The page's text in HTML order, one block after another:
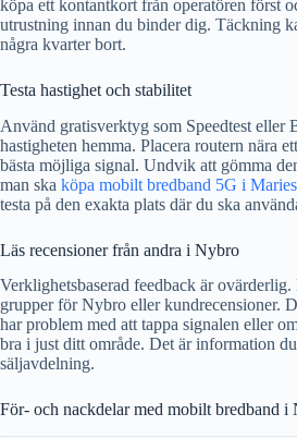
köpa ett kontantkort från operatören först
utrustning innan du binder dig. Täckning
några kvarter bort.
Testa hastighet och stabilitet
Använd gratisverktyg som Speedtest eller
hastigheten hemma. Placera routern nära
bästa möjliga signal. Undvik att gömma
man ska köpa mobilt bredband 5G i
testa på den exakta plats där du ska
Läs recensioner från andra i Nybro
Verklighetsbaserad feedback är
grupper för Nybro eller kundrecensioner.
har problem med att tappa signalen eller
bra i just ditt område. Det är information
säljavdelning.
För- och nackdelar med mobilt bredband i